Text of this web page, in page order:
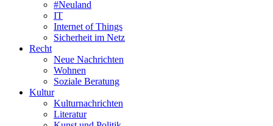
#Neuland
IT
Internet of Things
Sicherheit im Netz
Recht
Neue Nachrichten
Wohnen
Soziale Beratung
Kultur
Kulturnachrichten
Literatur